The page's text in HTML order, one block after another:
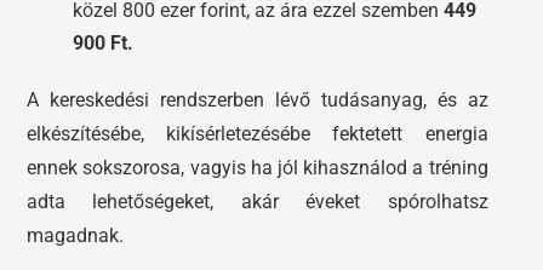
közel 800 ezer forint, az ára ezzel szemben 449
900 Ft.
A kereskedési rendszerben lévő tudásanyag, és az
elkészítésébe, kikísérletezésébe fektetett energia
ennek sokszorosa, vagyis ha jól kihasználod a tréning
adta lehetőségeket, akár éveket spórolhatsz
magadnak.